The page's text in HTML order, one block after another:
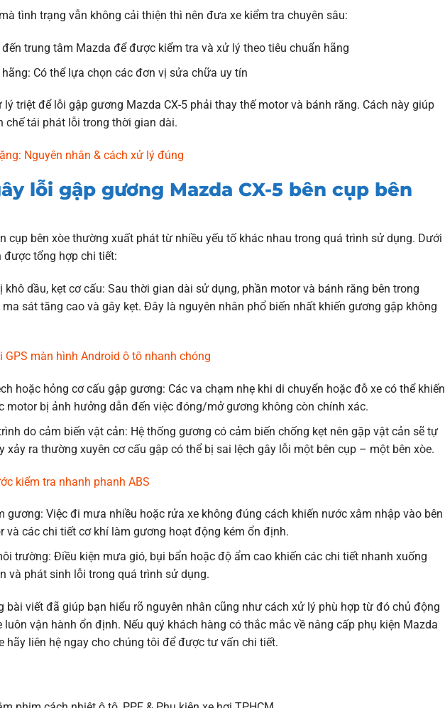
tình trạng vẫn không cải thiện thì nên đưa xe kiểm tra chuyên sâu:
trung tâm Mazda để được kiểm tra và xử lý theo tiêu chuẩn hãng
Có thể lựa chọn các đơn vị sửa chữa uy tín
triệt để lỗi gập gương Mazda CX-5 phải thay thế motor và bánh răng. Cách này giúp
chế tái phát lỗi trong thời gian dài.
Nguyên nhân & cách xử lý đúng
lỗi gập gương Mazda CX-5 bên cụp bên
cụp bên xòe thường xuất phát từ nhiều yếu tố khác nhau trong quá trình sử dụng. Dưới
được tổng hợp chi tiết:
khô dầu, kẹt cơ cấu: Sau thời gian dài sử dụng, phần motor và bánh răng bên trong
sát tăng cao và gây kẹt. Đây là nguyên nhân phổ biến nhất khiến gương gập không
GPS màn hình Android ô tô nhanh chóng
hoặc hỏng cơ cấu gập gương: Các va chạm nhẹ khi di chuyển hoặc đỗ xe có thể khiến
motor bị ảnh hưởng dẫn đến việc đóng/mở gương không còn chính xác.
do cảm biến vật cản: Hệ thống gương có cảm biến chống kẹt nên gặp vật cản sẽ tự
xảy ra thường xuyên cơ cấu gập có thể bị sai lệch gây lỗi một bên cụp – một bên xòe.
kiểm tra nhanh phanh ABS
gương: Việc đi mưa nhiều hoặc rửa xe không đúng cách khiến nước xâm nhập vào bên
và các chi tiết cơ khí làm gương hoạt động kém ổn định.
trường: Điều kiện mưa gió, bụi bẩn hoặc độ ẩm cao khiến các chi tiết nhanh xuống
và phát sinh lỗi trong quá trình sử dụng.
bài viết đã giúp bạn hiểu rõ nguyên nhân cũng như cách xử lý phù hợp từ đó chủ động
vận hành ổn định. Nếu quý khách hàng có thắc mắc về nâng cấp phụ kiện Mazda
hãy liên hệ ngay cho chúng tôi để được tư vấn chi tiết.